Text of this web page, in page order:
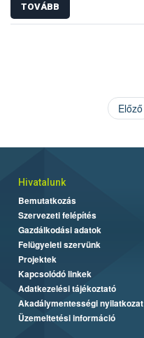
TOVÁBB
Előző
Hivatalunk
Bemutatkozás
Szervezeti felépítés
Gazdálkodási adatok
Felügyeleti szervünk
Projektek
Kapcsolódó linkek
Adatkezelési tájékoztató
Akadálymentességi nyilatkozat
Üzemeltetési információ